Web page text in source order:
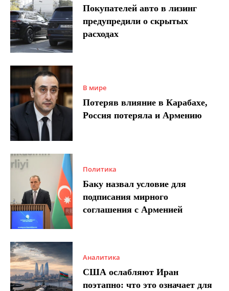
Покупателей авто в лизинг
предупредили о скрытых
расходах
В мире
Потеряв влияние в Карабахе,
Россия потеряла и Армению
Политика
Баку назвал условие для
подписания мирного
соглашения с Арменией
Аналитика
США ослабляют Иран
поэтапно: что это означает для